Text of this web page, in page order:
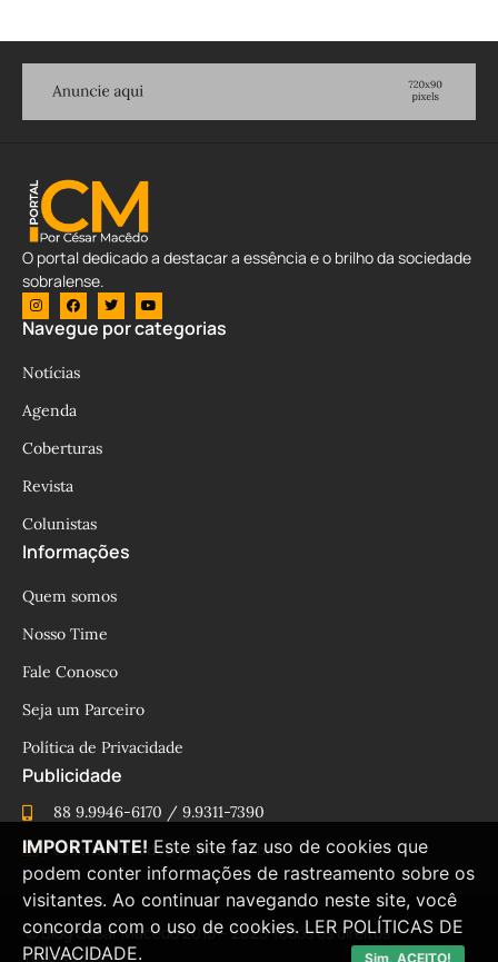
O portal dedicado a destacar a essência e o brilho da sociedade
sobralense.
Navegue por categorias
Notícias
Agenda
Coberturas
Revista
Colunistas
Informações
Quem somos
Nosso Time
Fale Conosco
Seja um Parceiro
Política de Privacidade
Publicidade
88 9.9946-6170 / 9.9311-7390
cesinhamacedo@yahoo.com.br
© Blog César Macêdo 2015 – 2025 Todos os direitos
reservados.
IMPORTANTE! Este site faz uso de cookies que
podem conter informações de rastreamento sobre os
visitantes. Ao continuar navegando neste site, você
concorda com o uso de cookies. LER POLÍTICAS DE
PRIVACIDADE.
Sim, ACEITO!